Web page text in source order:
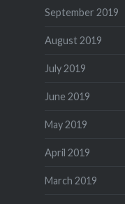
September 2019
August 2019
July 2019
June 2019
May 2019
April 2019
March 2019